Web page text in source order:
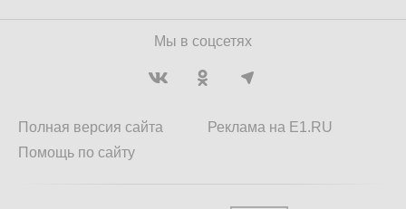
Мы в соцсетях
Полная версия сайта
Помощь по сайту
Реклама на E1.RU